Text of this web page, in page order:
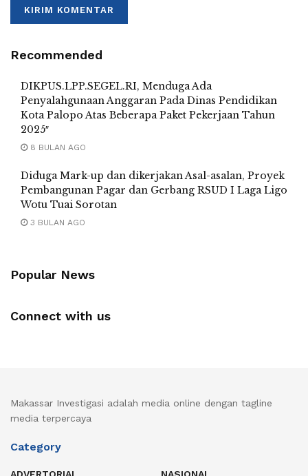
Recommended
DIKPUS.LPP.SEGEL.RI, Menduga Ada
Penyalahgunaan Anggaran Pada Dinas Pendidikan
Kota Palopo Atas Beberapa Paket Pekerjaan Tahun
2025″
8 BULAN AGO
Diduga Mark-up dan dikerjakan Asal-asalan, Proyek
Pembangunan Pagar dan Gerbang RSUD I Laga Ligo
Wotu Tuai Sorotan
3 BULAN AGO
Popular News
Connect with us
Makassar Investigasi adalah media online dengan tagline
media terpercaya
Category
ADVERTORIAL NASIONAL